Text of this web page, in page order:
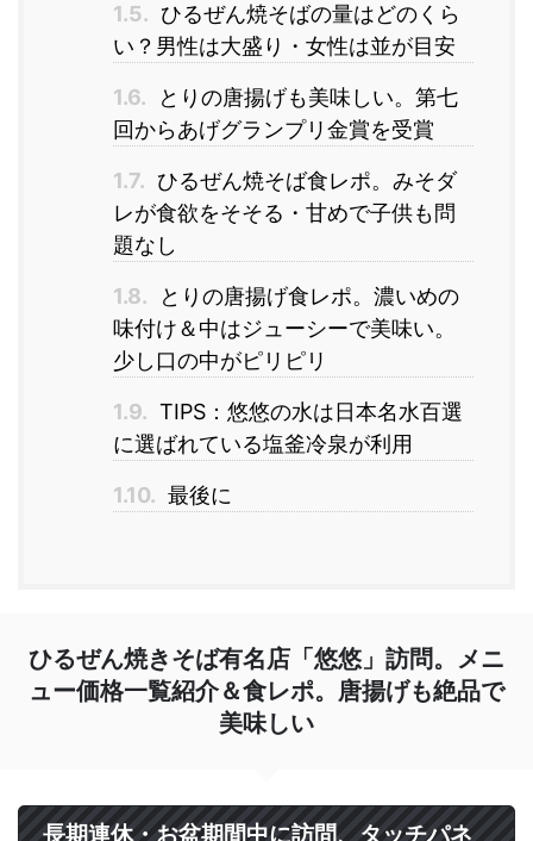
1.5. ひるぜん焼そばの量はどのくら
い？男性は大盛り・女性は並が目安
1.6.
とりの唐揚げも美味しい。第七
回からあげグランプリ金賞を受賞
1.7. ひるぜん焼そば食レポ。みそダ
レが食欲をそそる・甘めで子供も問
題なし
1.8.
とりの唐揚げ食レポ。濃いめの
味付け＆中はジューシーで美味い。
少し口の中がピリピリ
1.9. TIPS：悠悠の水は日本名水百選
に選ばれている塩釜冷泉が利用
1.10. 最後に
ひるぜん焼きそば有名店「悠悠」訪問。メニ
ュー価格一覧紹介＆食レポ。唐揚げも絶品で
美味しい
長期連休・お盆期間中に訪問、タッチパネ